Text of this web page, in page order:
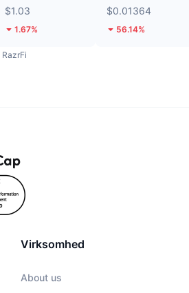
$1.03
1.67%
$0.01364
56.14%
RazrFi
Virksomhed
About us